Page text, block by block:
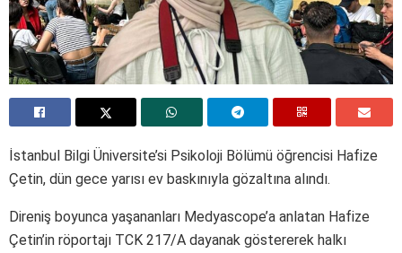
İstanbul Bilgi Üniversite’si Psikoloji Bölümü öğrencisi Hafize
Çetin, dün gece yarısı ev baskınıyla gözaltına alındı.
Direniş boyunca yaşananları Medyascope’a anlatan Hafize
Çetin’in röportajı TCK 217/A dayanak göstererek halkı